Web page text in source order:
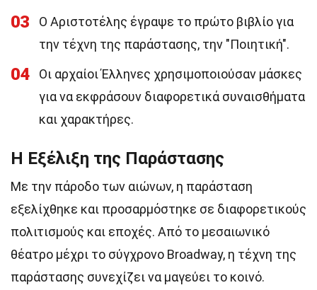
03
Ο Αριστοτέλης έγραψε το πρώτο βιβλίο για
την τέχνη της παράστασης, την "Ποιητική".
04
Οι αρχαίοι Έλληνες χρησιμοποιούσαν μάσκες
για να εκφράσουν διαφορετικά συναισθήματα
και χαρακτήρες.
Η Εξέλιξη της Παράστασης
Με την πάροδο των αιώνων, η παράσταση
εξελίχθηκε και προσαρμόστηκε σε διαφορετικούς
πολιτισμούς και εποχές. Από το μεσαιωνικό
θέατρο μέχρι το σύγχρονο Broadway, η τέχνη της
παράστασης συνεχίζει να μαγεύει το κοινό.